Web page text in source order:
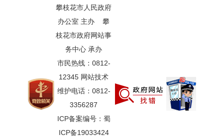
攀枝花市人民政府
办公室 主办 攀
枝花市政府网站事
务中心 承办
市民热线：0812-
12345 网站技术
维护电话：0812-
3356287
ICP备案编号：蜀
ICP备19033424